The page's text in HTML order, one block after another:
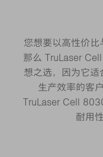
您想要以高性价
那么 TruLaser
想之选，因为它
生产效率的客
TruLaser Cell
耐用